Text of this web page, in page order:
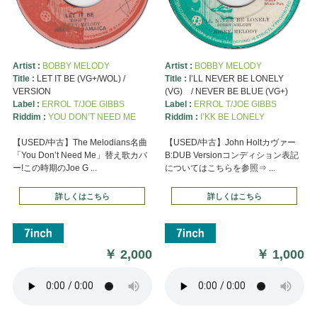
Artist : BOBBY MELODY
Title : LET IT BE (VG+/WOL) /
VERSION
Label : ERROL T/JOE GIBBS
Riddim : YOU DON’T NEED ME
【USED/中古】The Melodians名曲
「You Don’t Need Me」替え歌カバ
ー!この時期のJoe G ...
詳しくはこちら
￥2,000
Artist : BOBBY MELODY
Title : I’LL NEVER BE LONELY
(VG) / NEVER BE BLUE (VG+)
Label : ERROL T/JOE GIBBS
Riddim : I’KK BE LONELY
【USED/中古】John Holtカヴァー
B:DUB Versionコンディション表記
についてはこちらを参照⇒ ...
詳しくはこちら
￥ 1,000